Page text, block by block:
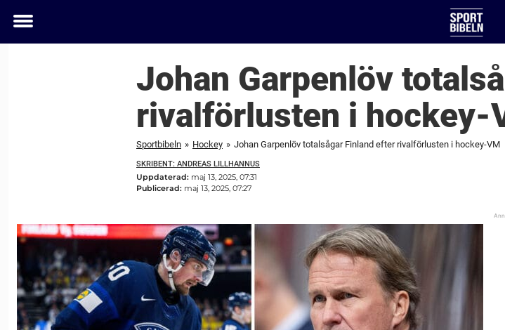
Toggle
Johan Garpenlöv
rivalförlusten i hockey-
Sportbibeln » Hockey » Johan Garpenlöv totalsågar Finland efter rivalförlusten i hockey-VM
SKRIBENT: ANDREAS LILLHANNUS
Uppdaterad: maj 13, 2025, 07:31
Publicerad: maj 13, 2025, 07:27